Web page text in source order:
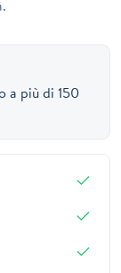
a più di 150